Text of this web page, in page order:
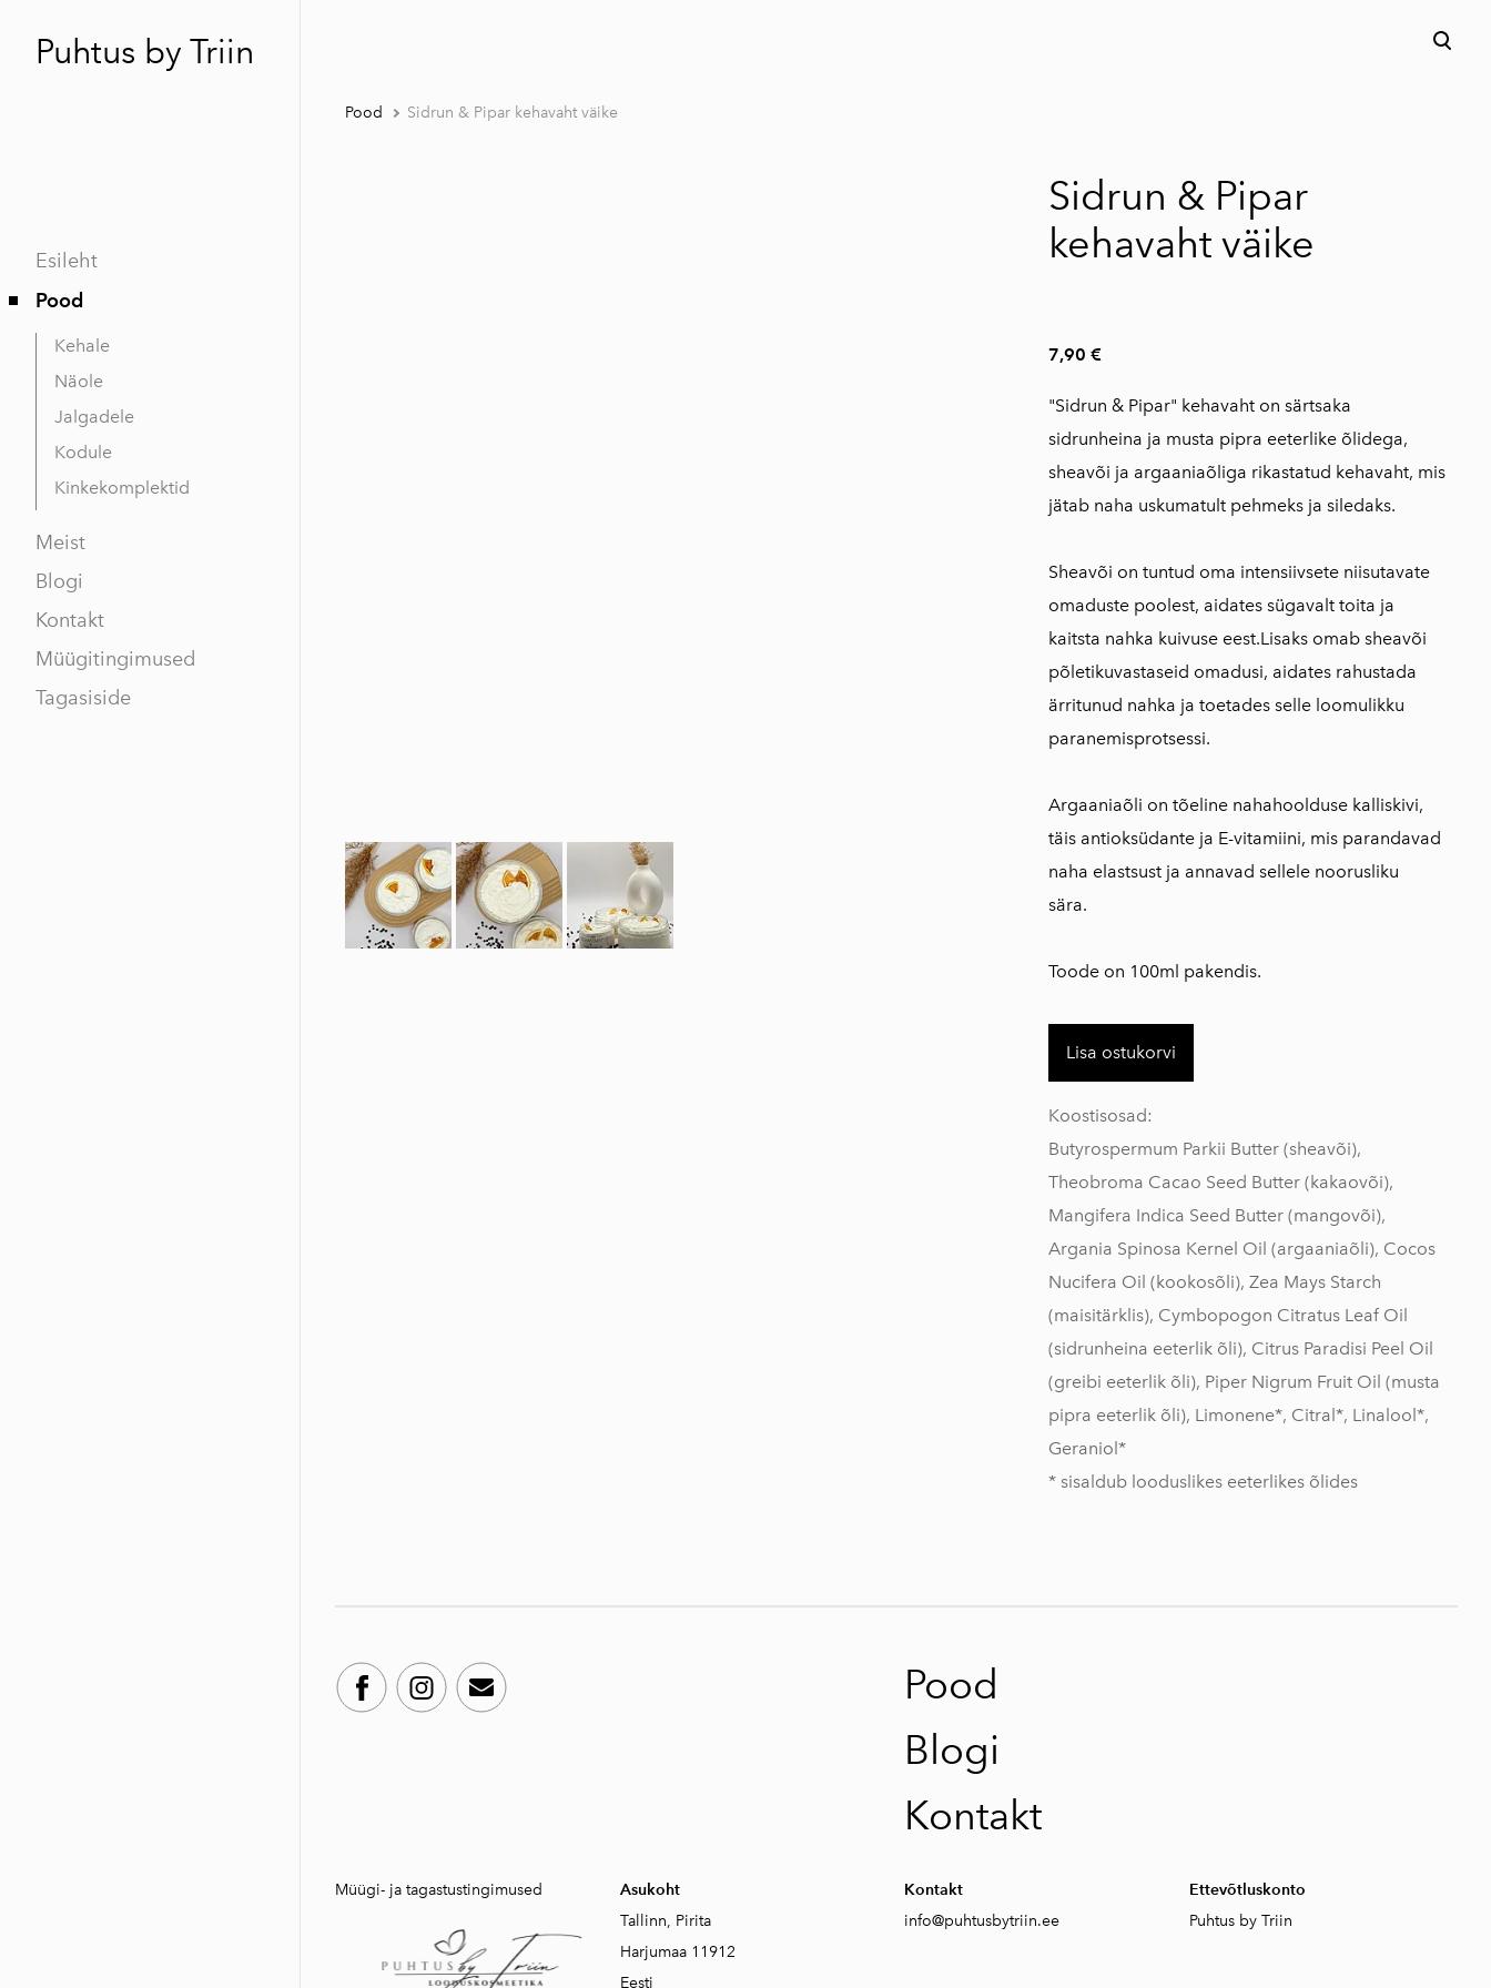
Puhtus by Triin
Esileht
Pood
Kehale
Näole
Jalgadele
Kodule
Kinkekomplektid
Meist
Blogi
Kontakt
Müügitingimused
Tagasiside
Pood Sidrun & Pipar kehavaht väike
Sidrun & Pipar
kehavaht väike
7,90 €
"Sidrun & Pipar" kehavaht on särtsaka
sidrunheina ja musta pipra eeterlike õlidega,
sheavõi ja argaaniaõliga rikastatud kehavaht, mis
jätab naha uskumatult pehmeks ja siledaks.
Sheavõi on tuntud oma intensiivsete niisutavate
omaduste poolest, aidates sügavalt toita ja
kaitsta nahka kuivuse eest.Lisaks omab sheavõi
põletikuvastaseid omadusi, aidates rahustada
ärritunud nahka ja toetades selle loomulikku
paranemisprotsessi.
Argaaniaõli on tõeline nahahoolduse kalliskivi,
täis antioksüdante ja E-vitamiini, mis parandavad
naha elastsust ja annavad sellele noorusliku
sära.
Toode on 100ml pakendis.
Lisa ostukorvi
Koostisosad:
Butyrospermum Parkii Butter (sheavõi),
Theobroma Cacao Seed Butter (kakaovõi),
Mangifera Indica Seed Butter (mangovõi),
Argania Spinosa Kernel Oil (argaaniaõli), Cocos
Nucifera Oil (kookosõli), Zea Mays Starch
(maisitärklis), Cymbopogon Citratus Leaf Oil
(sidrunheina eeterlik õli), Citrus Paradisi Peel Oil
(greibi eeterlik õli), Piper Nigrum Fruit Oil (musta
pipra eeterlik õli), Limonene*, Citral*, Linalool*,
Geraniol*
* sisaldub looduslikes eeterlikes õlides
Pood
Blogi
Kontakt
Müügi- ja tagastustingimused
Asukoht
Tallinn, Pirita
Harjumaa 11912
Eesti
Kontakt
info@puhtusbytriin.ee
Ettevõtluskonto
Puhtus by Triin